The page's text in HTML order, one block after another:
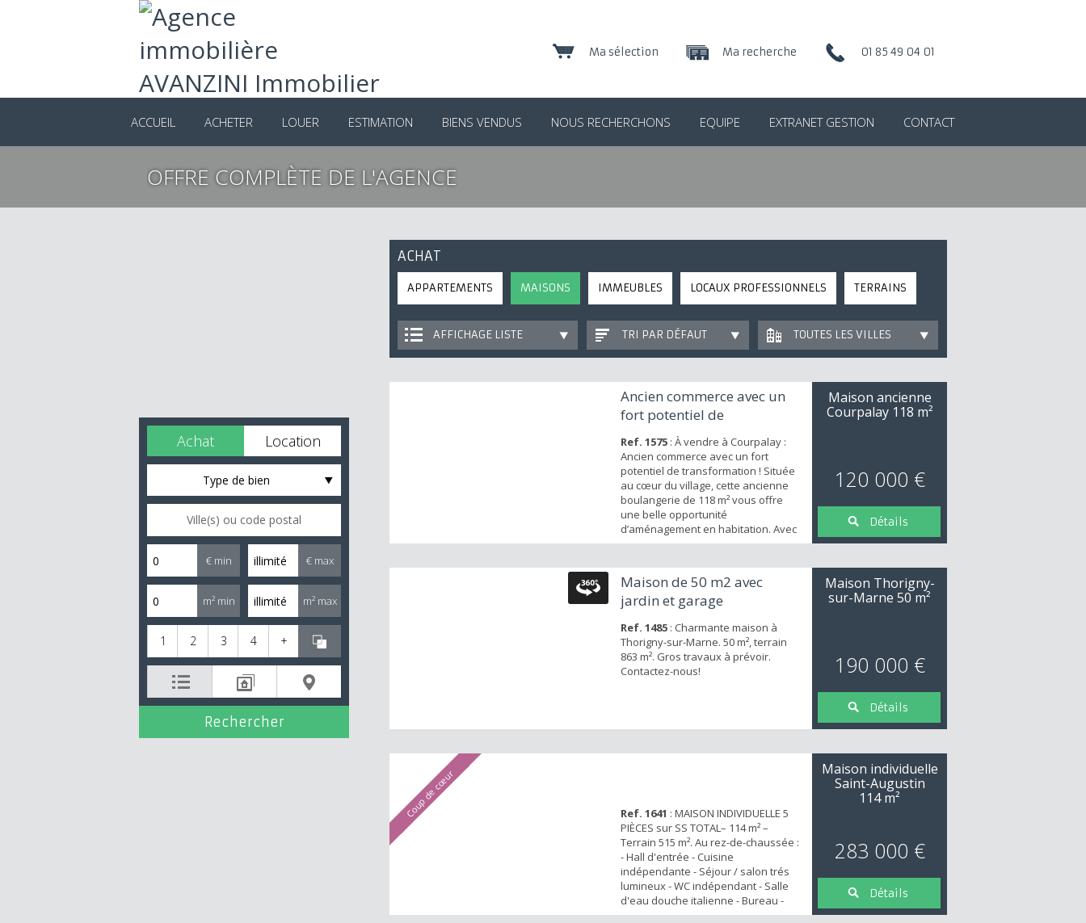
01 85 49 04 01
Ma recherche
Ma sélection
ACCUEIL ACHETER LOUER ESTIMATION BIENS VENDUS NOUS RECHERCHONS EQUIPE EXTRANET GESTION CONTACT
OFFRE COMPLÈTE DE L'AGENCE
Achat Location
Type de bien
€ min € max
m² min m² max
1 2 3 4 +
ACHAT
APPARTEMENTS MAISONS IMMEUBLES LOCAUX PROFESSIONNELS TERRAINS
AFFICHAGE LISTE TRI PAR DÉFAUT TOUTES LES VILLES
Ancien commerce avec un
fort potentiel de
transformatio...
Ref. 1575 : À vendre à Courpalay :
Ancien commerce avec un fort
potentiel de transformation ! Située
au cœur du village, cette ancienne
boulangerie de 118 m² vous offre
une belle opportunité
d’aménagement en habitation. Avec
deux garages spacieux et deux
devant, vous bénéficiez ainsi de
quatre espaces de stationnement
au total, un véritable atout pour
Maison ancienne
Courpalay 118 m²
120 000 €
Détails
Maison de 50 m2 avec
jardin et garage
Ref. 1485 : Charmante maison à
Thorigny-sur-Marne. 50 m², terrain
863 m². Gros travaux à prévoir.
Contactez-nous!
Maison Thorigny-
sur-Marne 50 m²
190 000 €
Détails
Coup de cœur Ref. 1641 : MAISON INDIVIDUELLE 5
PIÈCES sur SS TOTAL– 114 m² –
Terrain 515 m². Au rez-de-chaussée :
- Hall d'entrée - Cuisine
indépendante - Séjour / salon trés
lumineux - WC indépendant - Salle
d'eau douche italienne - Bureau -
Suite parentale avec sa salle d'eau..
Maison individuelle
Saint-Augustin
114 m²
283 000 €
Détails